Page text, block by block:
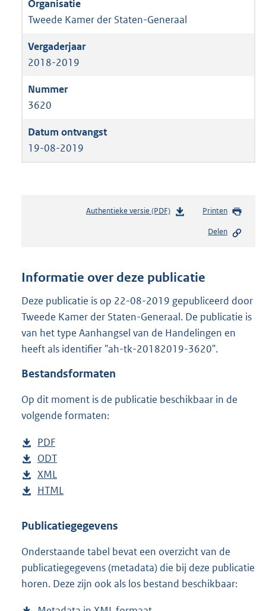
Tweede Kamer der Staten-Generaal
2018-2019
3620
19-08-2019
Authentieke versie (PDF)b
n
s
r
o
o
:
Printen
Delen
Informatie over deze publicatie
Deze publicatie is op 22-08-2019 gepubliceerd door
Tweede Kamer der Staten-Generaal. De publicatie is
van het type Aanhangsel van de Handelingen en
heeft als identifier "ah-tk-20182019-3620".
Bestandsformaten
Op dit moment is de publicatie beschikbaar in de
volgende formaten:
D
o
w
n
o
d
p
u
PDF
e
s
t
n
s
g
r
D
o
w
l
a
d
p
ODT
s
a
d
s
g
D
o
n
o
a
d
XML
e
t
n
d
s
D
w
l
o
a
HTML
s
a
n
d
Publicatiegegevens
Onderstaande tabel bevat een overzicht van de
publicatiegegevens (metadata) die bij deze publicatie
horen. Deze zijn ook als los bestand beschikbaar: